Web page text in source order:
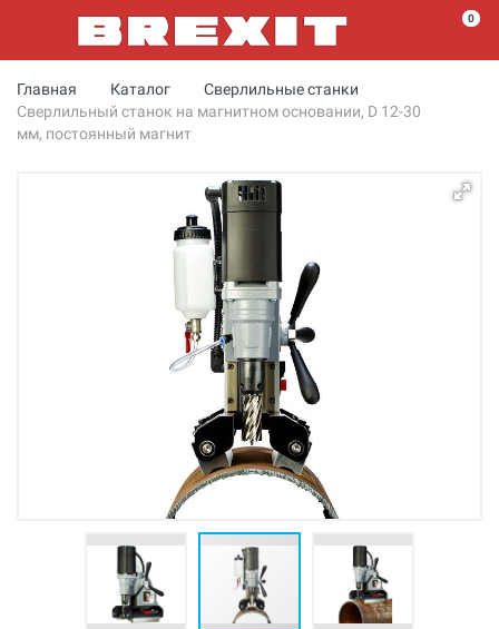
0
Главная Каталог
Сверлильные станки
Сверлильный станок на магнитном основании, D 12-30
мм, постоянный магнит